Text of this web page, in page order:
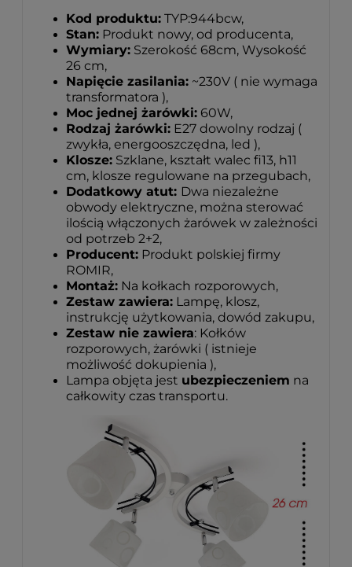
Kod produktu: TYP:944bcw,
Stan: Produkt nowy, od producenta,
Wymiary: Szerokość 68cm, Wysokość
26 cm,
Napięcie zasilania: ~230V ( nie wymaga
transformatora ),
Moc jednej żarówki: 60W,
Rodzaj żarówki: E27 dowolny rodzaj (
zwykła, energooszczędna, led ),
Klosze: Szklane, kształt walec fi13, h11
cm, klosze regulowane na przegubach,
Dodatkowy atut: Dwa niezależne
obwody elektryczne, można sterować
ilością włączonych żarówek w zależności
od potrzeb 2+2,
Producent: Produkt polskiej firmy
ROMIR,
Montaż: Na kołkach rozporowych,
Zestaw zawiera: Lampę, klosz,
instrukcję użytkowania, dowód zakupu,
Zestaw nie zawiera: Kołków
rozporowych, żarówki ( istnieje
możliwość dokupienia ),
Lampa objęta jest ubezpieczeniem na
całkowity czas transportu.